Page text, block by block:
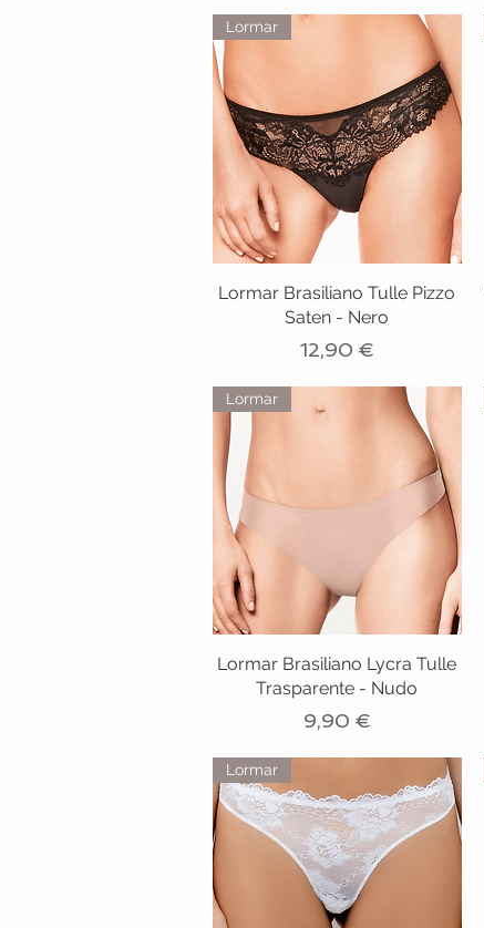
Lormar
Lormar Brasiliano Tulle Pizzo
Saten - Nero
Prezzo
12,90 €
Lormar
Lormar Brasiliano Lycra Tulle
Trasparente - Nudo
Prezzo
9,90 €
Lormar